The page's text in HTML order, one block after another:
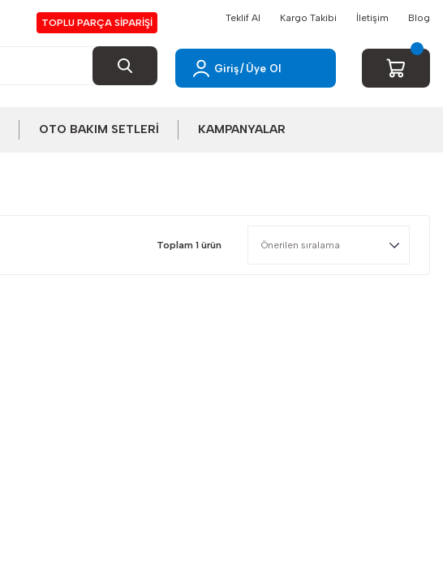
TOPLU PARÇA SİPARİŞİ Teklif Al Kargo Takibi İletişim Blog
Giriş/ Üye Ol
OTO BAKIM SETLERİ KAMPANYALAR
Toplam 1 ürün